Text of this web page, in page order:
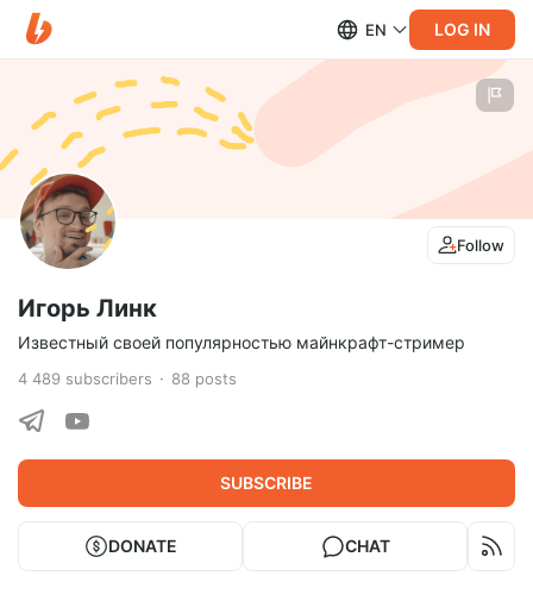
EN LOG IN
Follow
Игорь Линк
Известный своей популярностью майнкрафт-стример
4 489 subscribers 88 posts
SUBSCRIBE
DONATE CHAT